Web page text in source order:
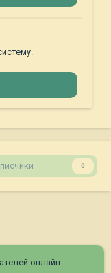
0
онлайн